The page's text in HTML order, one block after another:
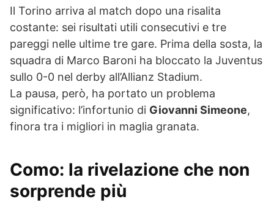
Il Torino arriva al match dopo una risalita
costante: sei risultati utili consecutivi e tre
pareggi nelle ultime tre gare. Prima della sosta, la
squadra di Marco Baroni ha bloccato la Juventus
sullo 0-0 nel derby all’Allianz Stadium.
La pausa, però, ha portato un problema
significativo: l’infortunio di Giovanni Simeone,
finora tra i migliori in maglia granata.
Como: la rivelazione che non
sorprende più